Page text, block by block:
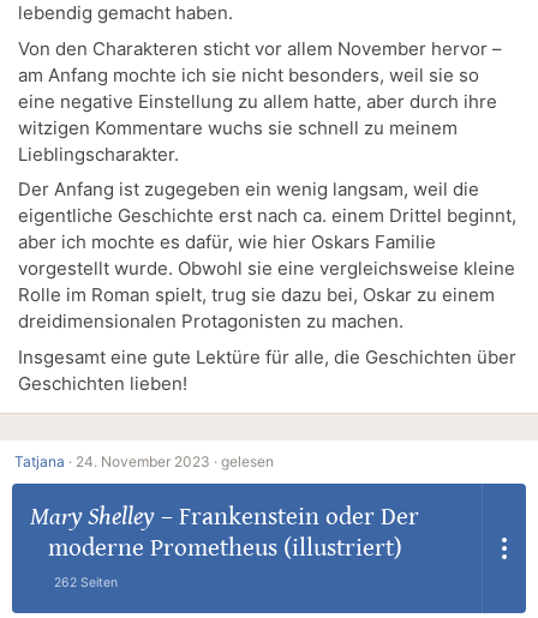
lebendig gemacht haben.
Von den Charakteren sticht vor allem November hervor –
am Anfang mochte ich sie nicht besonders, weil sie so
eine negative Einstellung zu allem hatte, aber durch ihre
witzigen Kommentare wuchs sie schnell zu meinem
Lieblingscharakter.
Der Anfang ist zugegeben ein wenig langsam, weil die
eigentliche Geschichte erst nach ca. einem Drittel beginnt,
aber ich mochte es dafür, wie hier Oskars Familie
vorgestellt wurde. Obwohl sie eine vergleichsweise kleine
Rolle im Roman spielt, trug sie dazu bei, Oskar zu einem
dreidimensionalen Protagonisten zu machen.
Insgesamt eine gute Lektüre für alle, die Geschichten über
Geschichten lieben!
Tatjana · 24. November 2023 · gelesen
Mary Shelley– Frankenstein oder Der
moderne Prometheus (illustriert)
262 Seiten